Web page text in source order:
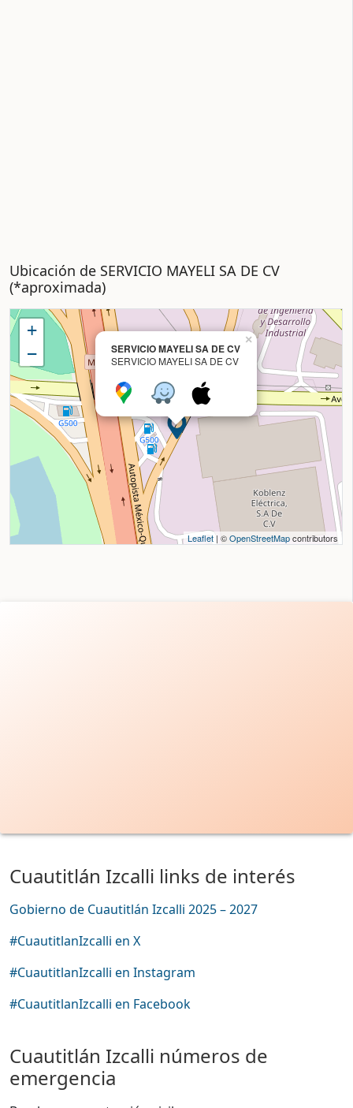
Ubicación de SERVICIO MAYELI SA DE CV
(*aproximada)
SERVICIO MAYELI SA DE CV
SERVICIO MAYELI SA DE CV
×
+
−
Leaflet | ©OpenStreetMapcontributors
Cuautitlán Izcalli links de interés
Gobierno de Cuautitlán Izcalli 2025 – 2027
#CuautitlanIzcalli en X
#CuautitlanIzcalli en Instagram
#CuautitlanIzcalli en Facebook
Cuautitlán Izcalli números de
emergencia